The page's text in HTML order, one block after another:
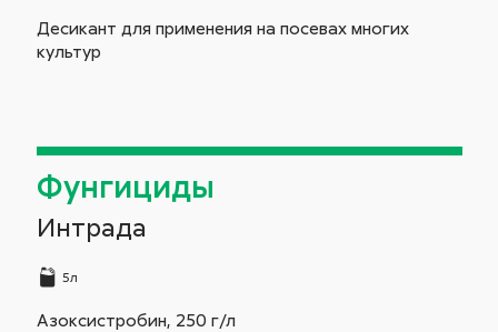
Десикант для применения на посевах многих
культур
Фунгициды
Интрада
5л
Азоксистробин, 250 г/л